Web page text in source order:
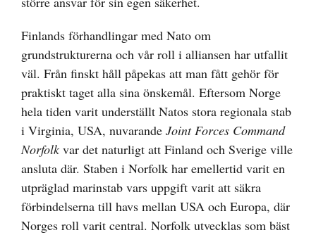
Finlands förhandlingar med Nato om
grundstrukturerna och vår roll i alliansen har utfallit
väl. Från finskt håll påpekas att man fått gehör för
praktiskt taget alla sina önskemål. Eftersom Norge
hela tiden varit underställt Natos stora regionala stab
i Virginia, USA, nuvarande Joint Forces Command
Norfolk var det naturligt att Finland och Sverige ville
ansluta där. Staben i Norfolk har emellertid varit en
utpräglad marinstab vars uppgift varit att säkra
förbindelserna till havs mellan USA och Europa, där
Norges roll varit central. Norfolk utvecklas som bäst